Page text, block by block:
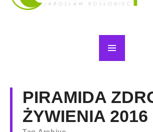
PIRAMIDA
ŻYWIENIA 2016